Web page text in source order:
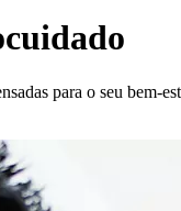
para o seu bem-